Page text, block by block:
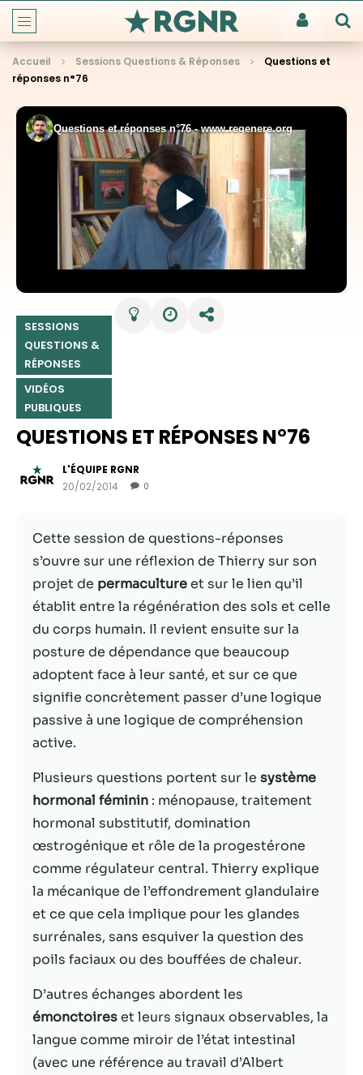
Accueil Sessions Questions & Réponses
Questions et
réponses n°76
SESSIONS
QUESTIONS &
RÉPONSES
VIDÉOS
PUBLIQUES
QUESTIONS ET RÉPONSES N°76
L'ÉQUIPE RGNR
20/02/2014
0
Cette session de questions-réponses
s’ouvre sur une réflexion de Thierry sur son
projet de permacultureet sur le lien qu’il
établit entre la régénération des sols et celle
du corps humain. Il revient ensuite sur la
posture de dépendance que beaucoup
adoptent face à leur santé, et sur ce que
signifie concrètement passer d’une logique
passive à une logique de compréhension
active.
Plusieurs questions portent sur le système
hormonal féminin : ménopause, traitement
hormonal substitutif, domination
œstrogénique et rôle de la progestérone
comme régulateur central. Thierry explique
la mécanique de l’effondrement glandulaire
et ce que cela implique pour les glandes
surrénales, sans esquiver la question des
poils faciaux ou des bouffées de chaleur.
D’autres échanges abordent les
émonctoireset leurs signaux observables, la
langue comme miroir de l’état intestinal
(avec une référence au travail d’Albert
Nécessaire
Ces cookies ne
sont pas
facultatifs. Ils
sont
nécessaires au
fonctionnement
du site Web.
Afin que nous
puissions
fonctionnalité
et la structure
du site Web,
de la façon
dont le site
Web est
utilisé.
Afin que notre
site Web
fonctionne